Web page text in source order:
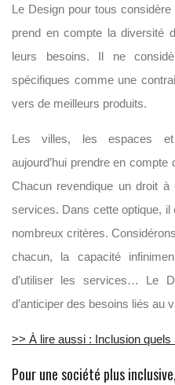
Le Design pour tous considère
prend en compte la diversité
leurs besoins. Il ne
spécifiques comme une
vers de meilleurs produits.
Les villes, les espaces et
aujourd’hui prendre en
Chacun revendique un droit
services. Dans cette optique,
nombreux critères.
chacun, la capacité
d’utiliser les services… Le
d’anticiper des besoins liés au
>> À lire aussi : Inclusion
Pour une société plus